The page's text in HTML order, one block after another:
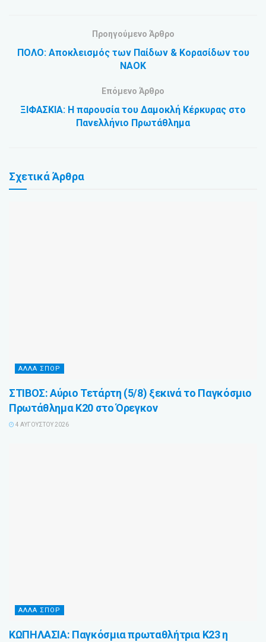
Προηγούμενο Άρθρο
ΠΟΛΟ: Αποκλεισμός των Παίδων & Κορασίδων του
ΝΑΟΚ
Επόμενο Άρθρο
ΞΙΦΑΣΚΙΑ: Η παρουσία του Δαμοκλή Κέρκυρας στο
Πανελλήνιο Πρωτάθλημα
ΣχετικάΆρθρα
ΆΛΛΑ ΣΠΌΡ
ΣΤΙΒΟΣ: Αύριο Τετάρτη (5/8) ξεκινά το Παγκόσμιο
Πρωτάθλημα Κ20 στο Όρεγκον
4 ΑΥΓΟΎΣΤΟΥ 2026
ΆΛΛΑ ΣΠΌΡ
ΚΩΠΗΛΑΣΙΑ: Παγκόσμια πρωταθλήτρια Κ23 η